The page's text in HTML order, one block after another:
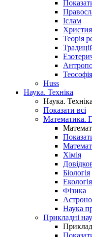
Іслам
Теорія
Теософія
Huss
Наука. Техніка
Наука. Техніка
Показати всі
Математика.
Хімія
Біологія
Екологія
Фізика
Наука
Прикладні